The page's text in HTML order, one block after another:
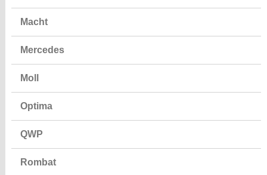
Macht
Mercedes
Moll
Optima
QWP
Rombat